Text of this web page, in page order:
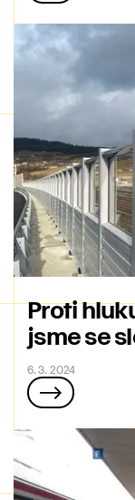
Proti
jsme se
6. 3. 2024